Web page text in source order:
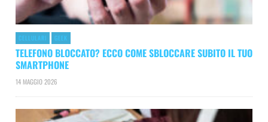
CELLULARI GEEK
TELEFONO BLOCCATO? ECCO COME SBLOCCARE SUBITO IL TUO
SMARTPHONE
14 MAGGIO 2026